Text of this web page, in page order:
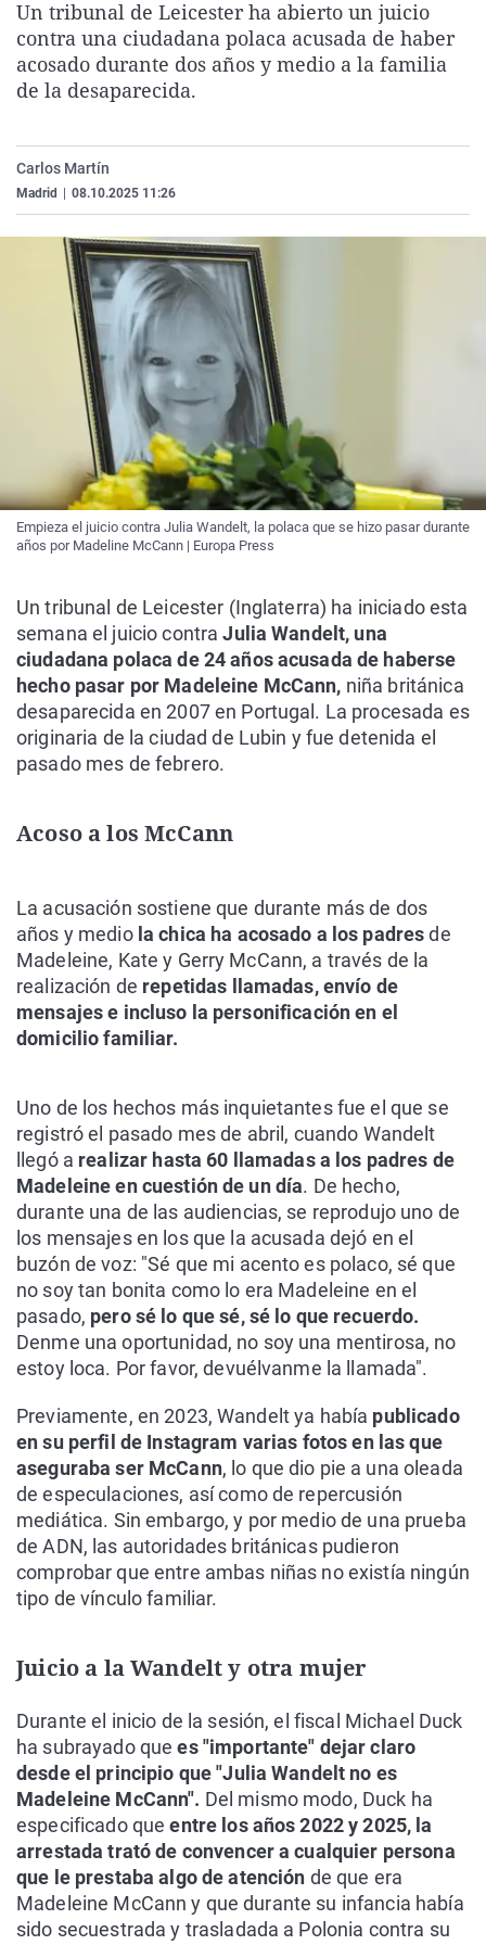
La rosa de los vientos
Gente viajera
Caso
Retornados
Extremadura
Galicia
Virales
Televisión
Un tribunal de Leicester ha abierto un juicio
contra una ciudadana polaca acusada de haber
acosado durante dos años y medio a la familia
de la desaparecida.
Carlos Martín
Madrid 08.10.2025 11:26
Empieza el juicio contra Julia Wandelt, la polaca que se hizo pasar durante
años por Madeline McCann | Europa Press
Un tribunal de Leicester (Inglaterra) ha iniciado esta
semana el juicio contra JuliaWandelt, una
ciudadana polaca de 24 años acusada de haberse
hecho pasar por Madeleine McCann, niña británica
desaparecida en 2007 en Portugal. La procesada es
originaria de la ciudad de Lubin y fue detenida el
pasado mes de febrero.
Acoso a los McCann
La acusación sostiene que durante más de dos
años y mediola chica ha acosado a los padresde
Madeleine, Kate y Gerry McCann, a través de la
realización de repetidas llamadas, envío de
mensajes e incluso la personificación en el
domicilio familiar.
Uno de los hechos más inquietantes fue el que se
registró el pasado mes de abril, cuando Wandelt
llegó a realizar hasta 60 llamadas a los padres de
Madeleine en cuestión de un día. De hecho,
durante una de las audiencias, se reprodujo uno de
los mensajes en los que la acusada dejó en el
buzón de voz: "Sé que mi acento es polaco, sé que
no soy tan bonita como lo era Madeleine en el
pasado, pero sé lo que sé, sé lo que recuerdo.
Denme una oportunidad, no soy una mentirosa, no
estoy loca. Por favor, devuélvanme la llamada".
Previamente, en 2023, Wandelt ya había publicado
en su perfil de Instagram varias fotos en las que
aseguraba ser McCann, lo que dio pie a una oleada
de especulaciones, así como de repercusión
mediática. Sin embargo, y por medio de una prueba
de ADN, las autoridades británicas pudieron
comprobar que entre ambas niñas no existía ningún
tipo de vínculo familiar.
Juicio a la Wandelt y otra mujer
Durante el inicio de la sesión, el fiscal Michael Duck
ha subrayado quees "importante" dejar claro
desde el principio que "Julia Wandelt no es
Madeleine McCann". Del mismo modo, Duck ha
especificado queentre los años 2022 y 2025, la
arrestada trató de convencer a cualquier persona
que le prestaba algo de atención de que era
Madeleine McCann y que durante su infancia había
sido secuestrada y trasladada a Polonia contra su